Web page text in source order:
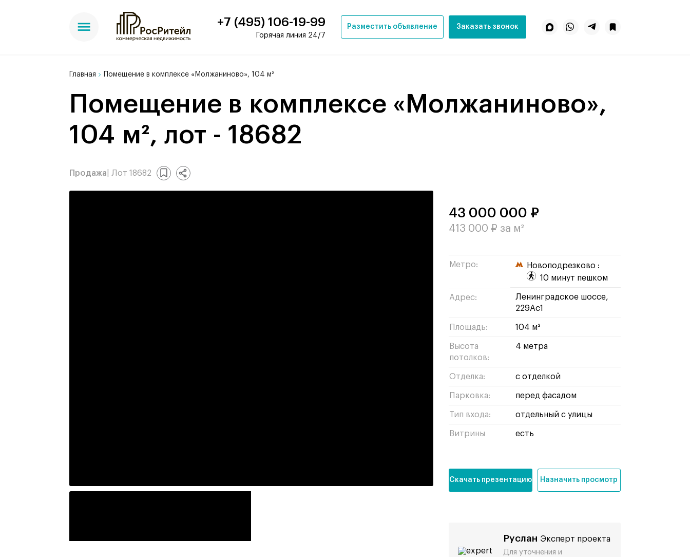
+7 (495) 106-19-99
Горячая линия 24/7
Разместить объявление Заказать звонок
Главная Помещение в комплексе «Молжаниново», 104 м²
Помещение в комплексе «Молжаниново»,
104 м², лот - 18682
Продажа | Лот 18682
43 000 000 ₽
413 000 ₽ за м²
Метро:
Новоподрезково :
10 минут пешком
Адрес:
Ленинградское шоссе,
229Ас1
Площадь: 104 м²
Высота
потолков:
4 метра
Отделка: с отделкой
Парковка: перед фасадом
Тип входа: отдельный с улицы
Витрины есть
Скачать презентацию Назначить просмотр
Руслан Эксперт проекта
Для уточнения и